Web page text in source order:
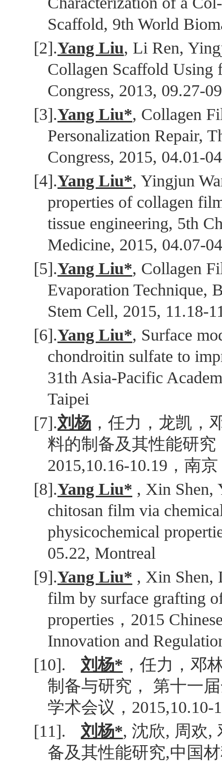
Scaffold, 9th World
[2].Yang Liu, Li Ren,
Collagen Scaffold Using
Congress, 2013, 09.27-
[3].Yang Liu*, Collagen
Personalization Repair,
Congress, 2015, 04.01-
[4].Yang Liu*, Yingjun
properties of collagen
tissue engineering, 5th
Medicine, 2015, 04.07-
[5].Yang Liu*, Collagen
Evaporation Technique,
Stem Cell, 2015, 11.18-
[6].Yang Liu*, Surface
chondroitin sulfate to
31th Asia-Pacific
Taipei
[7].刘杨 ，任力，龙凯，
料的制备及其性能研究
2015,10.16-10.19 ，南京
[8].Yang Liu* , Xin Shen,
chitosan film via
physicochemical
05.22, Montreal
[9].Yang Liu* , Xin Shen,
film by surface grafting
properties ， 2015
Innovation and
[10].
刘杨* ，任力，邓
制备与研究， 第十一
学术会议， 2015,10.10-
[11].
刘杨*, 沈欣, 周欢,
备及其性能研究,中国